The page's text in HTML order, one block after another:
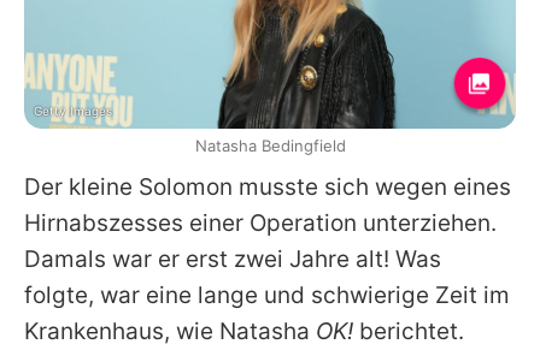
Der kleine Solomon musste sich wegen eines
Hirnabszesses einer Operation unterziehen.
Damals war er erst zwei Jahre alt! Was
folgte, war eine lange und schwierige Zeit im
Krankenhaus, wie Natasha OK! berichtet.
Getty Images
Natasha Bedingfield